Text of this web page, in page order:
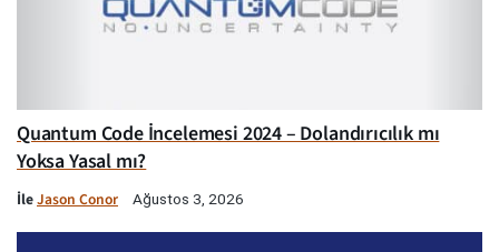
Quantum Code İncelemesi 2024 – Dolandırıcılık mı
Yoksa Yasal mı?
İleJason Conor Ağustos 3, 2026